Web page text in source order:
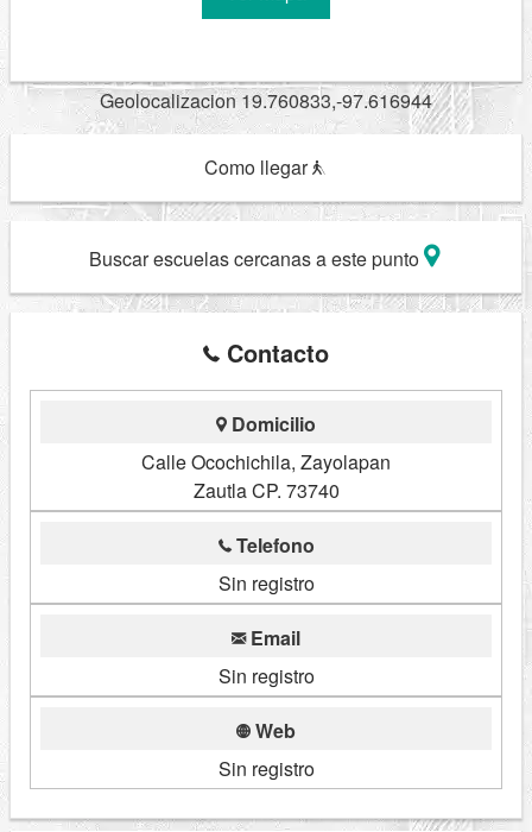
Geolocalizacion 19.760833,-97.616944
Como llegar
Buscar escuelas cercanas a este punto
Contacto
Domicilio
Calle Ocochichila, Zayolapan
Zautla CP. 73740
Telefono
Sin registro
Email
Sin registro
Web
Sin registro